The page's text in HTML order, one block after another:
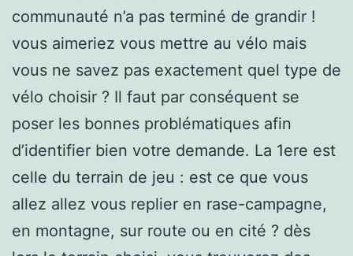
communauté n’a pas terminé de grandir !
vous aimeriez vous mettre au vélo mais
vous ne savez pas exactement quel type de
vélo choisir ? Il faut par conséquent se
poser les bonnes problématiques afin
d’identifier bien votre demande. La 1ere est
celle du terrain de jeu : est ce que vous
allez allez vous replier en rase-campagne,
en montagne, sur route ou en cité ? dès